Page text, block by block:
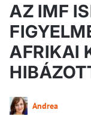
AZ IMF
AFRIKAI
Andrea